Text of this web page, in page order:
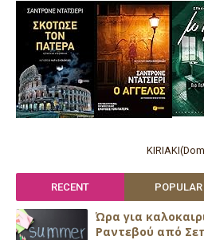
RECENT POPULAR
Ώρα για
Ραντεβού από